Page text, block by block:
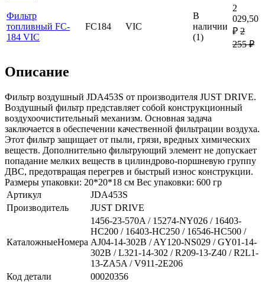
Фильтр
топливный FC-
184 VIC
FC184 VIC
В
наличии
(1)
2
029,50
₽ 2
255 ₽
Описание
Фильтр воздушный JDA453S от производителя JUST DRIVE.
Воздушный фильтр представляет собой конструкционный
воздухоочистительный механизм. Основная задача
заключается в обеспечении качественной фильтрации воздуха.
Этот фильтр защищает от пыли, грязи, вредных химических
веществ. Дополнительно фильтрующий элемент не допускает
попадание мелких веществ в цилиндрово-поршневую группу
ДВС, предотвращая перегрев и быстрый износ конструкции.
Размеры упаковки: 20*20*18 см Вес упаковки: 600 гр
Артикул
JDA453S
Производитель
JUST DRIVE
КаталожныеНомера
1456-23-570A / 15274-NY026 / 16403-
HC200 / 16403-HC250 / 16546-HC500 /
AJ04-14-302B / AY120-NS029 / GY01-14-
302B / L321-14-302 / R209-13-Z40 / R2L1-
13-ZA5A / V911-2E206
Код детали
00020356